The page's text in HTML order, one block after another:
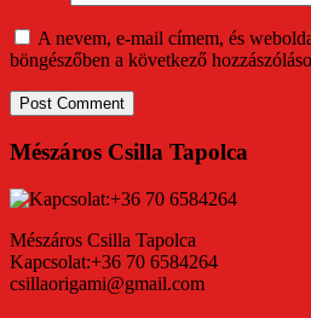
A nevem, e-mail címem, és
böngészőben a következő
Mészáros Csilla Tapolca
Mészáros Csilla Tapolca
Kapcsolat:+36 70 6584264
csillaorigami@gmail.com